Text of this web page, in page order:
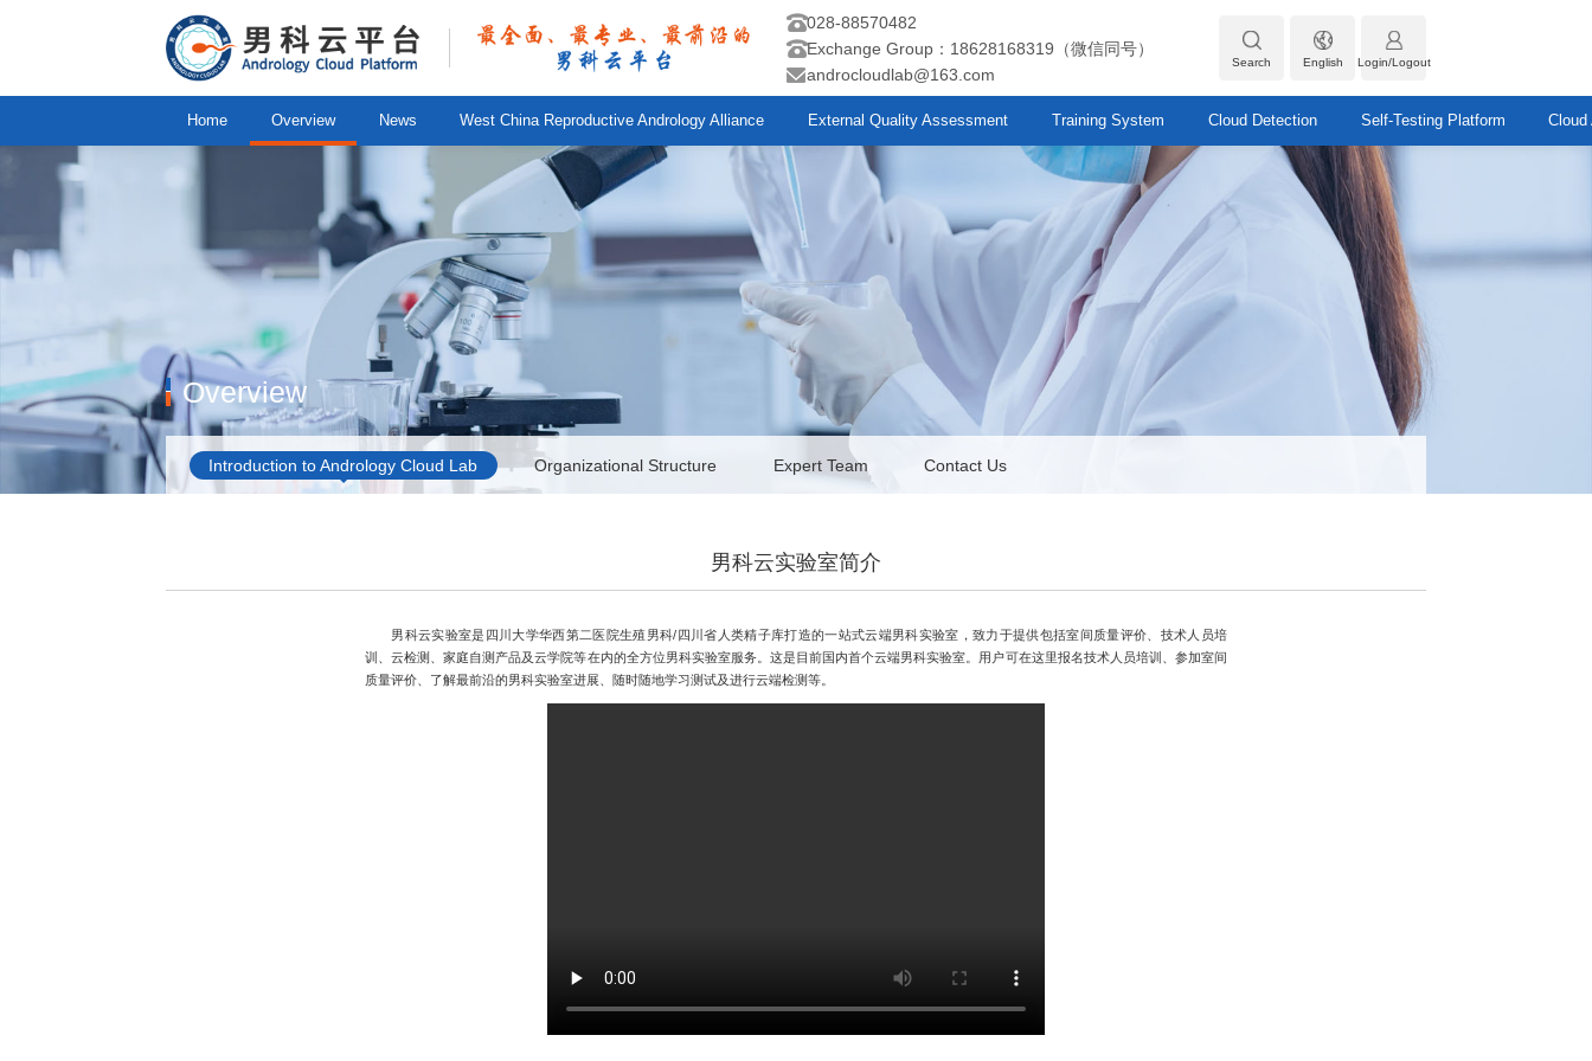
028-88570482
Exchange Group：18628168319（微信同号）
androcloudlab@163.com
Search English Login/Logout
Home Overview News West China Reproductive Andrology Alliance External Quality Assessment Training System Cloud Detection Self-Testing Platform Cloud
Overview
Introduction to Andrology Cloud Lab Organizational Structure Expert Team Contact Us
男科云实验室简介
男科云实验室是四川大学华西第二医院生殖男科/四川省人类精子库打造的一站式云端男科实验室，致力于提供包括室间质量评价、技术人员培
训、云检测、家庭自测产品及云学院等在内的全方位男科实验室服务。这是目前国内首个云端男科实验室。用户可在这里报名技术人员培训、参加室间
质量评价、了解最前沿的男科实验室进展、随时随地学习测试及进行云端检测等。